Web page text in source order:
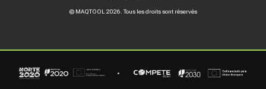
© MAQTOOL 2026. Tous les droits sont réservés